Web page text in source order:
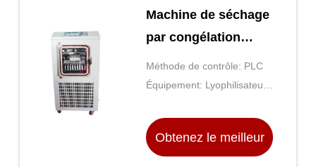
Machine de séchage
par congélation
sous vide
Equipement de
Méthode de contrôle: PLC
Équipement: Lyophilisateur
Obtenez le meilleur